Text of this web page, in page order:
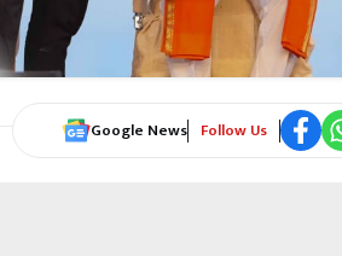
Google News Follow Us